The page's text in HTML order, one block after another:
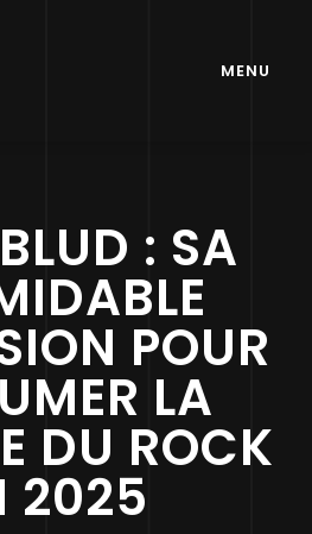
MENU
: SA
POUR
LA
DU ROCK
2025